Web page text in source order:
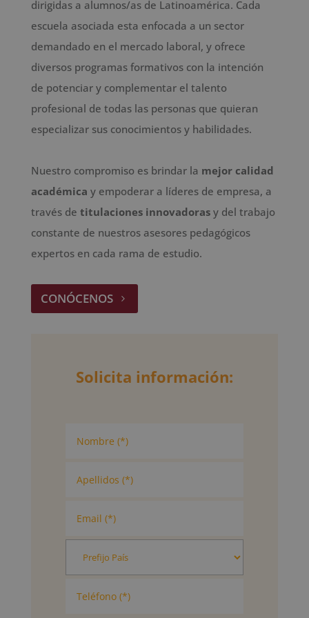
dirigidas a alumnos/as de Latinoamérica. Cada
escuela asociada esta enfocada a un sector
demandado en el mercado laboral, y ofrece
diversos programas formativos con la intención
de potenciar y complementar el talento
profesional de todas las personas que quieran
especializar sus conocimientos y habilidades.
Nuestro compromiso es brindar la mejor calidad
académica y empoderar a líderes de empresa, a
través de titulaciones innovadorasy del trabajo
constante de nuestros asesores pedagógicos
expertos en cada rama de estudio.
CONÓCENOS
Solicita información: